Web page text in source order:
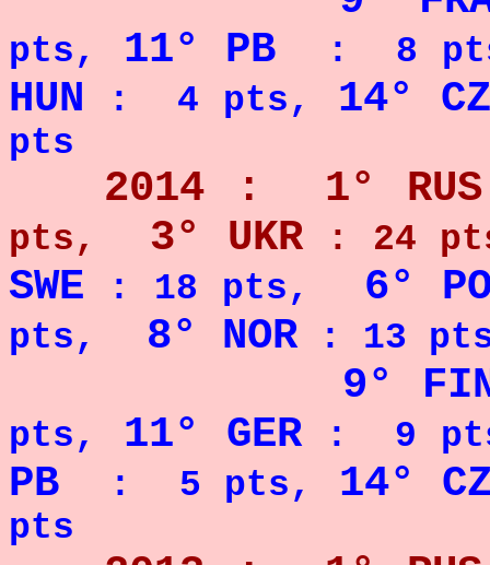
pts, 11° PB : 8
HUN : 4 pts, 14°
pts
2014 : 1° RUS
pts,
3° UKR : 24
SWE : 18 pts, 6°
pts, 8° NOR: 13
9°
pts, 11° GER: 9
PB : 5 pts, 14°
pts